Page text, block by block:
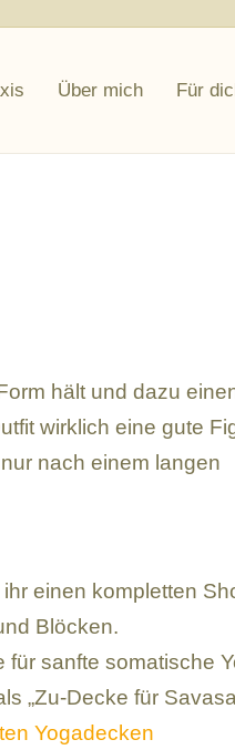
Über mich Für
hält und dazu
wirklich eine gute
nach einem langen
einen kompletten
Blöcken.
sanfte somatische
„Zu-Decke für
Yogadecken